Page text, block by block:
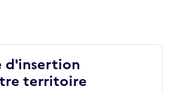
d'insertion
territoire